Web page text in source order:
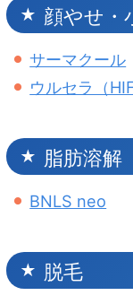
顔やせ・
サーマクール
ウルセラ（
脂肪溶解
BNLS neo
脱毛